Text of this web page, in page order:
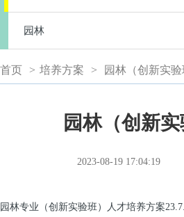
园林
首页 > 培养方案 > 园林（创新实验
园林（创新实
2023-08-19 17:04:19
园林专业（创新实验班）人才培养方案